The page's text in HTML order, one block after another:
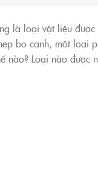
là loại vật liệu
bo cạnh, một loại
nào? Loại nào được